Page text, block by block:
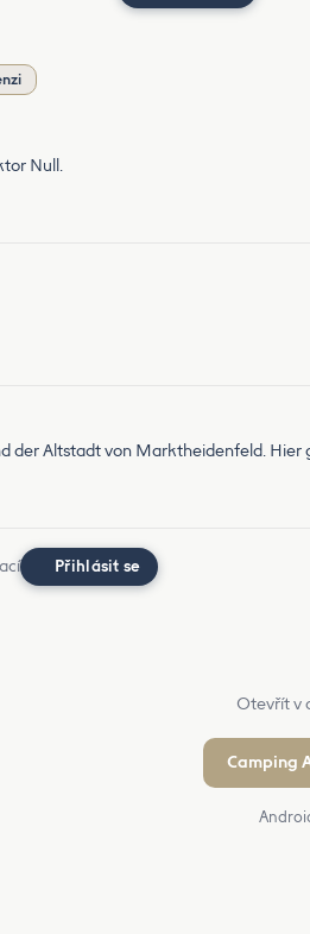
Null.
der Altstadt von Marktheidenfeld. Hier
Přihlásit se
Otevřít v
Camping